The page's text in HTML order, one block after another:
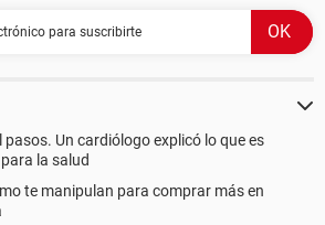
pasos. Un cardiólogo explicó lo que es
la salud
te manipulan para comprar más en